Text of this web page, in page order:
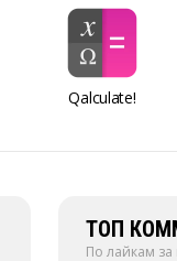
Qalculate!
ТОП
По лайкам